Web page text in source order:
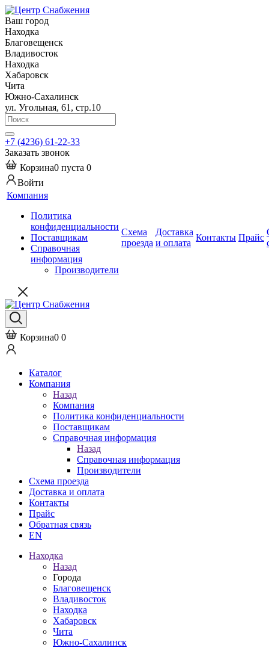
Ваш город
Находка
Благовещенск
Владивосток
Находка
Хабаровск
Чита
Южно-Сахалинск
ул. Угольная, 61, стр.10
+7 (4236) 61-22-33
Заказать звонок
Корзина0 пуста 0
Войти
Компания
Политика
конфиденциальности
Поставщикам
Справочная
информация
Производители
Схема
проезда
Доставка
и оплата
Контакты Прайс
Корзина0 0
Каталог
Компания
Назад
Компания
Политика конфиденциальности
Поставщикам
Справочная информация
Назад
Справочная информация
Производители
Схема проезда
Доставка и оплата
Контакты
Прайс
Обратная связь
EN
Находка
Назад
Города
Благовещенск
Владивосток
Находка
Хабаровск
Чита
Южно-Сахалинск